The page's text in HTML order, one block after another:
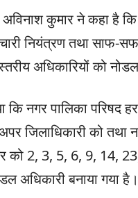
अविनाश कुमार ने कहा है
नियंत्रण तथा साफ-
अधिकारियों को
कि नगर पालिका
जिलाधिकारी को
को 2, 3, 5, 6, 9, 14,
अधिकारी बनाया गया है।